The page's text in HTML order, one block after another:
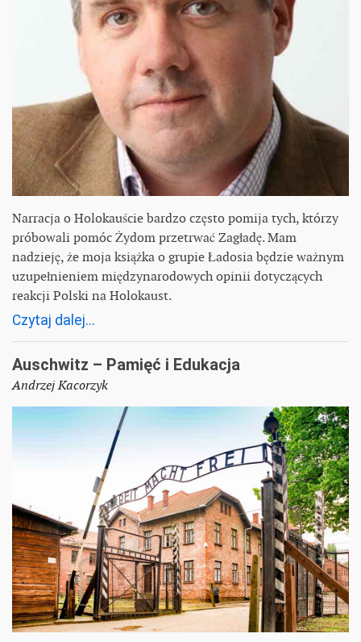
Narracja o Holokauście bardzo często pomija tych, którzy
próbowali pomóc Żydom przetrwać Zagładę. Mam
nadzieję, że moja książka o grupie Ładosia będzie ważnym
uzupełnieniem międzynarodowych opinii dotyczących
reakcji Polski na Holokaust.
Czytaj dalej...
Auschwitz – Pamięć i Edukacja
Andrzej Kacorzyk